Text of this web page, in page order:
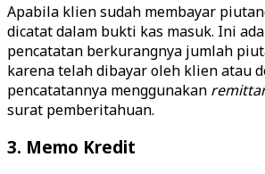
Apabila klien sudah membayar
dicatat dalam bukti kas masuk. Ini
pencatatan berkurangnya jumlah
karena telah dibayar oleh klien atau
pencatatannya menggunakan
surat pemberitahuan.
3. Memo Kredit